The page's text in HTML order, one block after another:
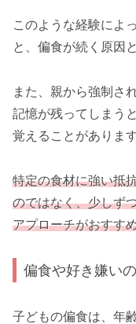
このような経験によ
と、偏食が続く原因
また、親から強制さ
記憶が残ってしまう
覚えることがあります
特定の食材に強い抵
のではなく、少しず
アプローチがおすす
偏食や好き嫌い
子どもの偏食は、年